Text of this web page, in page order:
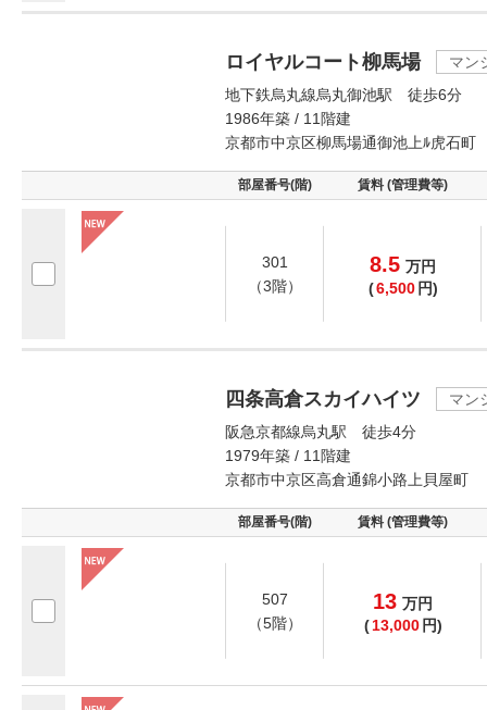
ロイヤルコート柳馬場
マン
地下鉄烏丸線烏丸御池駅 徒歩6分
1986年築 / 11階建
京都市中京区柳馬場通御池上ﾙ虎石町
部屋番号(階) 賃料 (管理費等)
301
（3階）
8.5 万円
(6,500 円)
四条高倉スカイハイツ
マン
阪急京都線烏丸駅 徒歩4分
1979年築 / 11階建
京都市中京区高倉通錦小路上貝屋町
部屋番号(階) 賃料 (管理費等)
507
（5階）
13 万円
( 13,000 円)